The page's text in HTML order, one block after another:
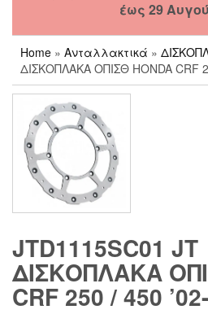
έως 29
Home » Ανταλλακτικά »
ΔΙΣΚΟΠΛΑΚΑ ΟΠΙΣΘ HONDA CRF
JTD1115SC01 JT
ΔΙΣΚΟΠΛΑΚΑ
CRF 250 / 450